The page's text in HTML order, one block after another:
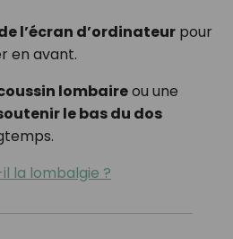
l’écran d’ordinateurpour
en avant.
lombaireou une
le bas du dos
la lombalgie ?